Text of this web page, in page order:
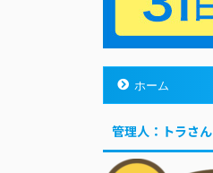
ホーム
管理人：トラさん